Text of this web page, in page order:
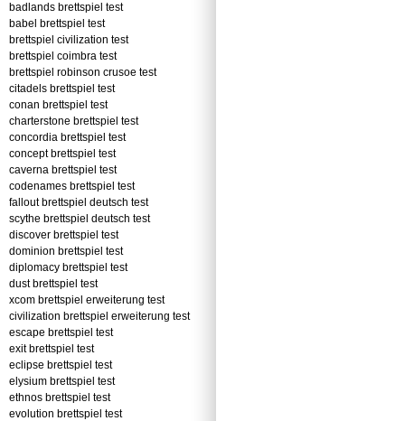
badlands brettspiel test
babel brettspiel test
brettspiel civilization test
brettspiel coimbra test
brettspiel robinson crusoe test
citadels brettspiel test
conan brettspiel test
charterstone brettspiel test
concordia brettspiel test
concept brettspiel test
caverna brettspiel test
codenames brettspiel test
fallout brettspiel deutsch test
scythe brettspiel deutsch test
discover brettspiel test
dominion brettspiel test
diplomacy brettspiel test
dust brettspiel test
xcom brettspiel erweiterung test
civilization brettspiel erweiterung test
escape brettspiel test
exit brettspiel test
eclipse brettspiel test
elysium brettspiel test
ethnos brettspiel test
evolution brettspiel test